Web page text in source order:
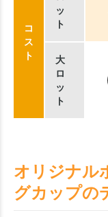
コ
ス
ト
ッ
ト
大
ロ
ッ
ト
オリジナル
グカップの